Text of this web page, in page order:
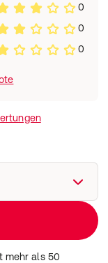
0
0
0
mehr als 50